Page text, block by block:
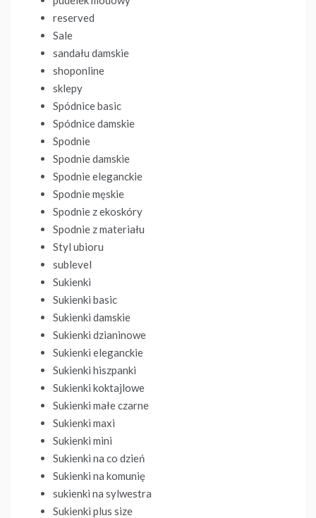
reserved
Sale
sandału damskie
shoponline
sklepy
Spódnice basic
Spódnice damskie
Spodnie
Spodnie damskie
Spodnie eleganckie
Spodnie męskie
Spodnie z ekoskóry
Spodnie z materiału
Styl ubioru
sublevel
Sukienki
Sukienki basic
Sukienki damskie
Sukienki dzianinowe
Sukienki eleganckie
Sukienki hiszpanki
Sukienki koktajlowe
Sukienki małe czarne
Sukienki maxi
Sukienki mini
Sukienki na co dzień
Sukienki na komunię
sukienki na sylwestra
Sukienki plus size